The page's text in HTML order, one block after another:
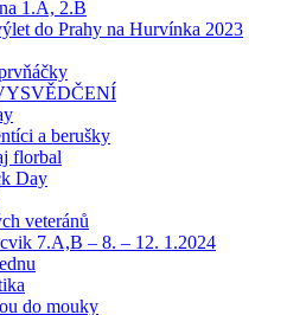
1.A, 2.B
do Prahy na Hurvínka 2023
a berušky
florbal
Day
veteránů
7.A,B – 8. – 12. 1.2024
do mouky